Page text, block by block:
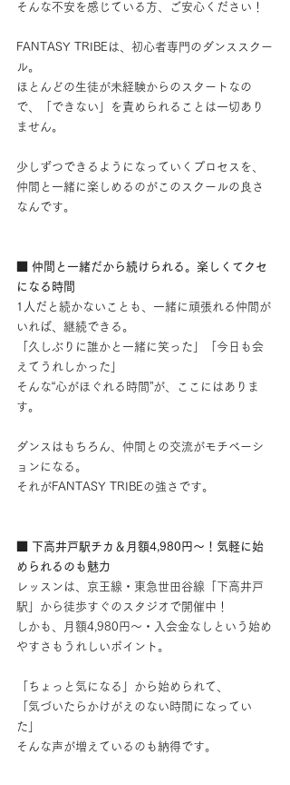
そんな不安を感じている方、ご安心ください！
FANTASY TRIBEは、初心者専門のダンススクー
ル。
ほとんどの生徒が未経験からのスタートなの
で、「できない」を責められることは一切あり
ません。
少しずつできるようになっていくプロセスを、
仲間と一緒に楽しめるのがこのスクールの良さ
なんです。
■ 仲間と一緒だから続けられる。楽しくてクセ
になる時間
1人だと続かないことも、一緒に頑張れる仲間が
いれば、継続できる。
「久しぶりに誰かと一緒に笑った」「今日も会
えてうれしかった」
そんな“心がほぐれる時間”が、ここにはありま
す。
ダンスはもちろん、仲間との交流がモチベーシ
ョンになる。
それがFANTASY TRIBEの強さです。
■ 下高井戸駅チカ＆月額4,980円〜！気軽に始
められるのも魅力
レッスンは、京王線・東急世田谷線「下高井戸
駅」から徒歩すぐのスタジオで開催中！
しかも、月額4,980円〜・入会金なしという始め
やすさもうれしいポイント。
「ちょっと気になる」から始められて、
「気づいたらかけがえのない時間になってい
た」
そんな声が増えているのも納得です。